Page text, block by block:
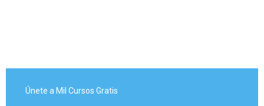
Únete a Mil Cursos Gratis